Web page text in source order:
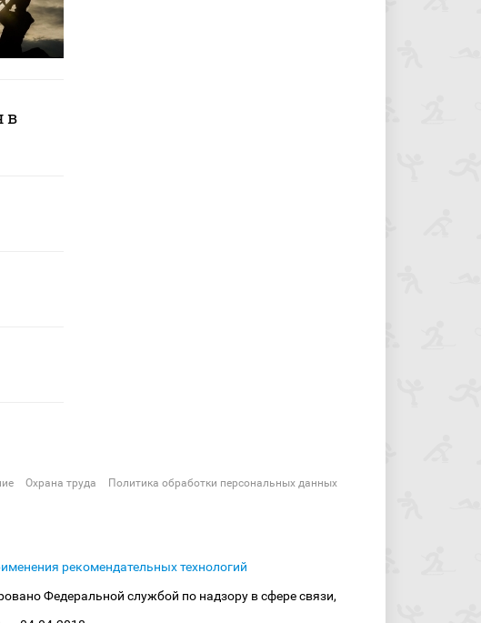
в
Охрана труда Политика обработки персональных данных
рекомендательных технологий
Федеральной службой по надзору в сфере связи,